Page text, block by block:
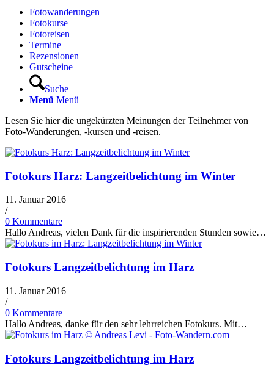
Fotowanderungen
Fotokurse
Fotoreisen
Termine
Rezensionen
Gutscheine
Suche
Menü Menü
Lesen Sie hier die ungekürzten Meinungen der Teilnehmer von
Foto-Wanderungen, -kursen und -reisen.
Fotokurs Harz: Langzeitbelichtung im Winter
11. Januar 2016
/
0 Kommentare
Hallo Andreas, vielen Dank für die inspirierenden Stunden sowie…
Fotokurs Langzeitbelichtung im Harz
11. Januar 2016
/
0 Kommentare
Hallo Andreas, danke für den sehr lehrreichen Fotokurs. Mit…
Fotokurs Langzeitbelichtung im Harz